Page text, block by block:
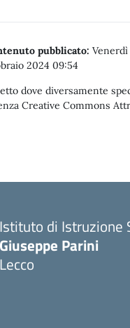
pubblicato: Venerdì
2024 09:54
dove diversamente
Creative Commons
Istituto di Istruzione
Giuseppe Parini
Lecco